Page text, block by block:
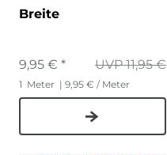
Breite
UVP 11,95 €
9,95 € *
1 Meter | 9,95 € / Meter